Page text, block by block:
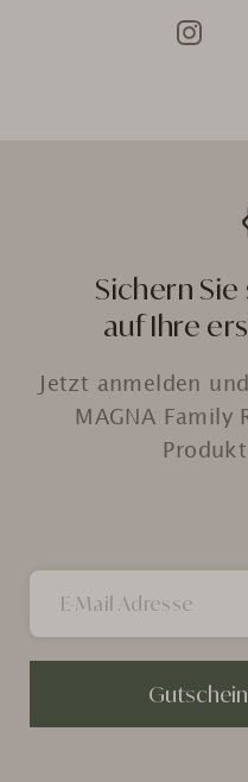
Sichern
auf Ihre
Jetzt anmelden
MAGNA Family